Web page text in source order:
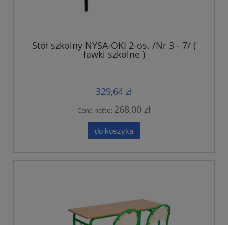
Stół szkolny NYSA-OKI 2-os. /Nr 3 - 7/ (
ławki szkolne )
329,64 zł
Cena netto: 268,00 zł
do koszyka